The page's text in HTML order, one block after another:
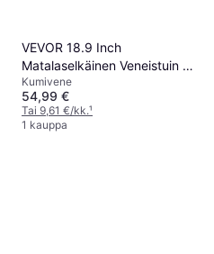
VEVOR 18.9 Inch
Matalaselkäinen Veneistuin 1-
osainen
Kumivene
54,99 €
Tai 9,61 €/kk.¹
1 kauppa